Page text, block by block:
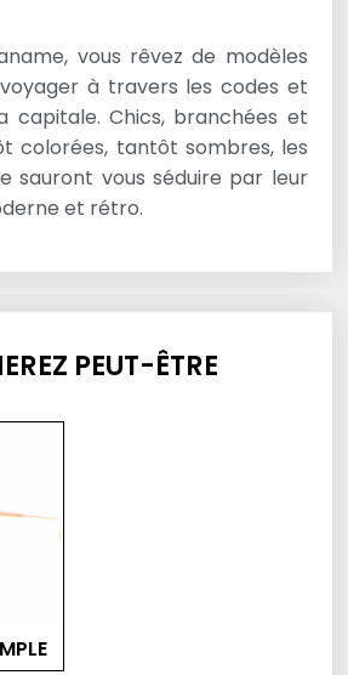
vous rêvez de modèles
à travers les codes et
capitale. Chics, branchées et
colorées, tantôt sombres, les
sauront vous séduire par leur
et rétro.
PEUT-ÊTRE